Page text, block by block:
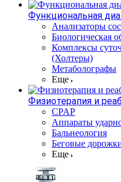
Функциональная
Анализаторы
Биологическая
Комплексы
(Холтеры)
Метаболографы
Еще
Физиотерапия и
CPAP
Аппараты
Бальнеология
Беговые
Еще